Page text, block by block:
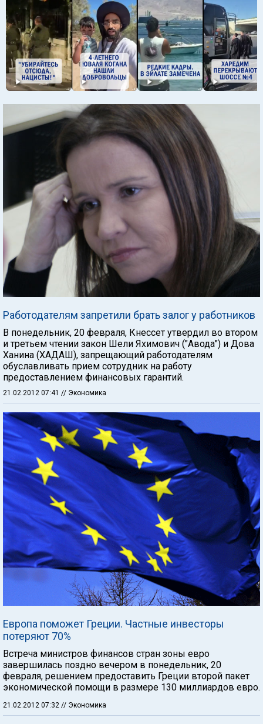
Работодателям запретили брать залог у работников
В понедельник, 20 февраля, Кнессет утвердил во втором
и третьем чтении закон Шели Яхимович ("Авода") и Дова
Ханина (ХАДАШ), запрещающий работодателям
обуславливать прием сотрудник на работу
предоставлением финансовых гарантий.
21.02.2012 07:41 // Экономика
Европа поможет Греции. Частные инвесторы
потеряют 70%
Встреча министров финансов стран зоны евро
завершилась поздно вечером в понедельник, 20
февраля, решением предоставить Греции второй пакет
экономической помощи в размере 130 миллиардов евро.
21.02.2012 07:32 // Экономика